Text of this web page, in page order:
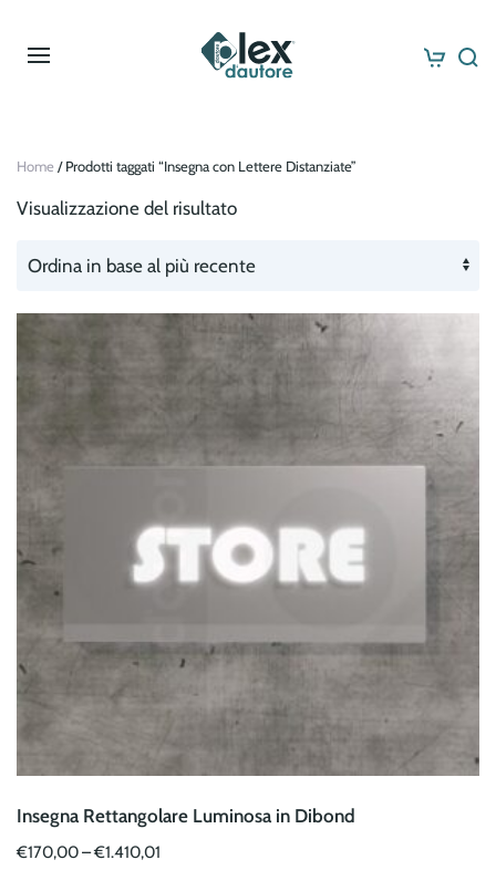
Skip to main content
Home / Prodotti taggati “Insegna con Lettere Distanziate”
Visualizzazione del risultato
Insegna Rettangolare Luminosa in Dibond
€170,00–€1.410,01